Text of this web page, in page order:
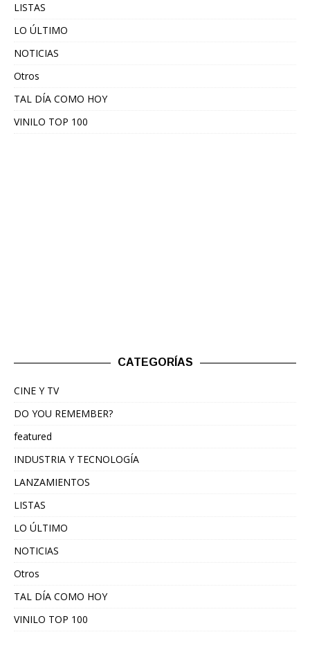
LISTAS
LO ÚLTIMO
NOTICIAS
Otros
TAL DÍA COMO HOY
VINILO TOP 100
CATEGORÍAS
CINE Y TV
DO YOU REMEMBER?
featured
INDUSTRIA Y TECNOLOGÍA
LANZAMIENTOS
LISTAS
LO ÚLTIMO
NOTICIAS
Otros
TAL DÍA COMO HOY
VINILO TOP 100